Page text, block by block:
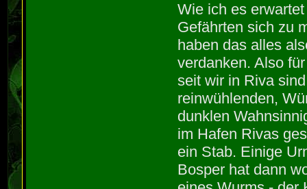
Wie ich es
Gefährten sich zu
haben das alles
verdanken. Also
seit wir in Riva
reinwühlenden,
dunklen
im Hafen Rivas
ein Stab. Einige
Bosper hat dann